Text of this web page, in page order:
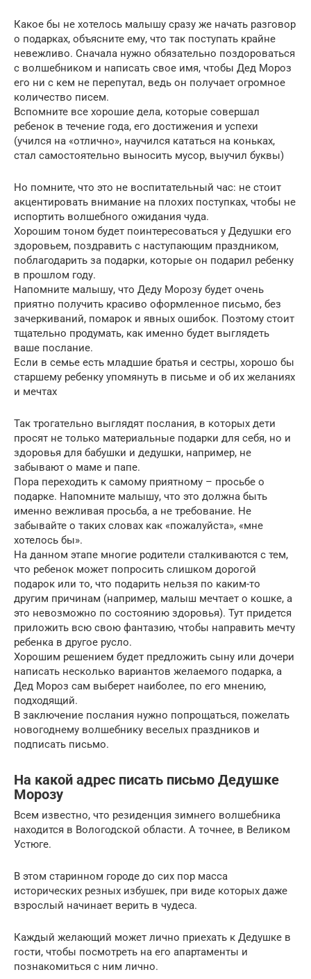
Какое бы не хотелось малышу сразу же начать разговор
о подарках, объясните ему, что так поступать крайне
невежливо. Сначала нужно обязательно поздороваться
с волшебником и написать свое имя, чтобы Дед Мороз
его ни с кем не перепутал, ведь он получает огромное
количество писем.
Вспомните все хорошие дела, которые совершал
ребенок в течение года, его достижения и успехи
(учился на «отлично», научился кататься на коньках,
стал самостоятельно выносить мусор, выучил буквы)
Но помните, что это не воспитательный час: не стоит
акцентировать внимание на плохих поступках, чтобы не
испортить волшебного ожидания чуда.
Хорошим тоном будет поинтересоваться у Дедушки его
здоровьем, поздравить с наступающим праздником,
поблагодарить за подарки, которые он подарил ребенку
в прошлом году.
Напомните малышу, что Деду Морозу будет очень
приятно получить красиво оформленное письмо, без
зачеркиваний, помарок и явных ошибок. Поэтому стоит
тщательно продумать, как именно будет выглядеть
ваше послание.
Если в семье есть младшие братья и сестры, хорошо бы
старшему ребенку упомянуть в письме и об их желаниях
и мечтах
Так трогательно выглядят послания, в которых дети
просят не только материальные подарки для себя, но и
здоровья для бабушки и дедушки, например, не
забывают о маме и папе.
Пора переходить к самому приятному – просьбе о
подарке. Напомните малышу, что это должна быть
именно вежливая просьба, а не требование. Не
забывайте о таких словах как «пожалуйста», «мне
хотелось бы».
На данном этапе многие родители сталкиваются с тем,
что ребенок может попросить слишком дорогой
подарок или то, что подарить нельзя по каким-то
другим причинам (например, малыш мечтает о кошке, а
это невозможно по состоянию здоровья). Тут придется
приложить всю свою фантазию, чтобы направить мечту
ребенка в другое русло.
Хорошим решением будет предложить сыну или дочери
написать несколько вариантов желаемого подарка, а
Дед Мороз сам выберет наиболее, по его мнению,
подходящий.
В заключение послания нужно попрощаться, пожелать
новогоднему волшебнику веселых праздников и
подписать письмо.
На какой адрес писать письмо Дедушке
Морозу
Всем известно, что резиденция зимнего волшебника
находится в Вологодской области. А точнее, в Великом
Устюге.
В этом старинном городе до сих пор масса
исторических резных избушек, при виде которых даже
взрослый начинает верить в чудеса.
Каждый желающий может лично приехать к Дедушке в
гости, чтобы посмотреть на его апартаменты и
познакомиться с ним лично.